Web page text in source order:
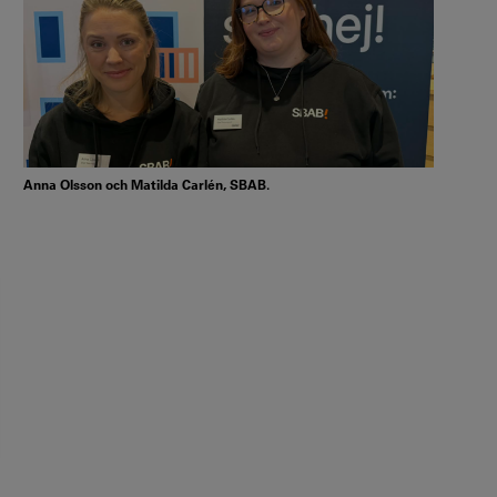
Anna Olsson och Matilda Carlén, SBAB.